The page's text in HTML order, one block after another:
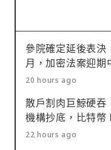
參院確定延後表
月，加密法案迎期
20 hours ago
散戶割肉巨鯨硬吞
機構抄底，比特幣
22 hours ago